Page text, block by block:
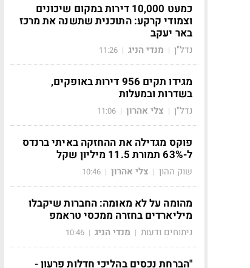
כמעט 10,000 דירות במקום שיכונים
וצמודי קרקע: התוכנית שתשנה את מרכז
באר יעקב
נדל"ן | מנדי הניג |
11:26
מגידו תקים 956 דירות באופקים,
בשדרות ובמעלות
נדל"ן | צלי אהרון |
11:06
פוקס מגדילה את ההחזקה באיתי ברנדס
ל-63% תמורת 11.5 מיליון שקל
שוק ההון | צלי אהרון |
10:46
מהומה על לא מאומה: החברות שיקבלו
מיליארדים בחזרה ממכסי טראמפ
ניתוחים ודעות | מנדי הניג |
10:46
"הברחת נכסים בהליכי חדלות פרעון -